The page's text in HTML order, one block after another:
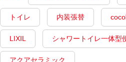
トイレ 内装張替
LIXIL シャワートイレ一体型
アクアセラミック